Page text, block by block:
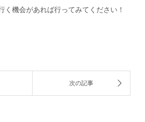
く機会があれば行ってみてください！